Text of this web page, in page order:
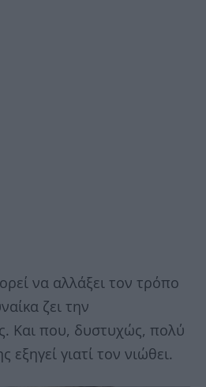
να αλλάξει τον τρόπο
ζει την
Και που, δυστυχώς, πολύ
εξηγεί γιατί τον νιώθει.